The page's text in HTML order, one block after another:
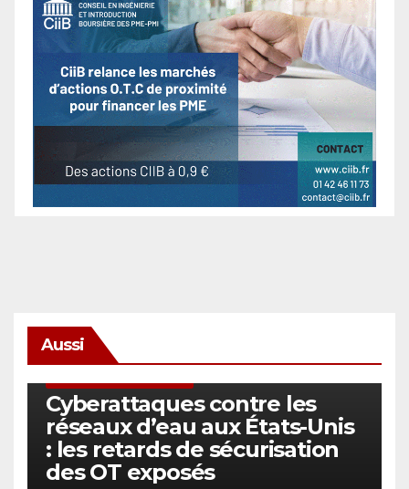
Aussi
Cyberattaques contre les
réseaux d’eau aux États-Unis
: les retards de sécurisation
des OT exposés